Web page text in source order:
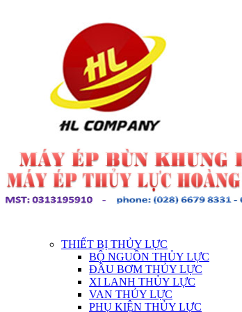
THIẾT BỊ THỦY LỰC
BỘ NGUỒN THỦY LỰC
ĐẦU BƠM THỦY LỰC
XI LANH THỦY LỰC
VAN THỦY LỰC
PHỤ KIỆN THỦY LỰC